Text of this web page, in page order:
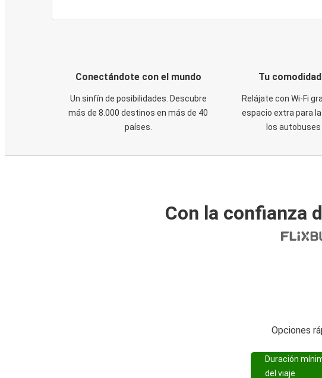
Conectándote con el mundo
Un sinfín de posibilidades. Descubre
más de 8.000 destinos en más de 40
países.
Tu
Relájate con Wi-Fi
espacio extra para
los autobuses
Con la confianza
Opciones
Duración
del viaje